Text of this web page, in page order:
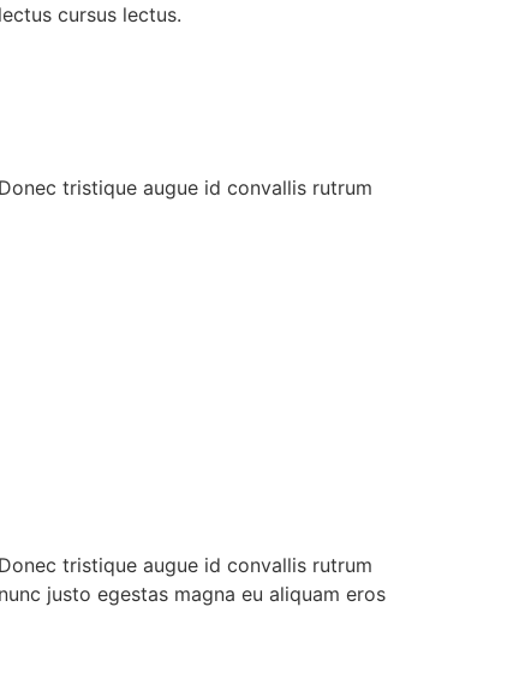
cursus lectus.
tristique augue id convallis rutrum
tristique augue id convallis rutrum
justo egestas magna eu aliquam eros